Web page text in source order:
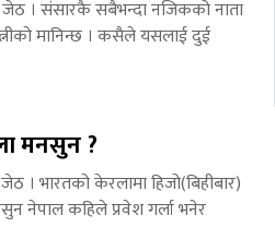
जेठ । संसारकै सबैभन्दा नजिकको नाता
मानिन्छ । कसैले यसलाई दुई
मनसुन ?
। भारतको केरलामा हिजो(बिहीबार)
नेपाल कहिले प्रवेश गर्ला भनेर